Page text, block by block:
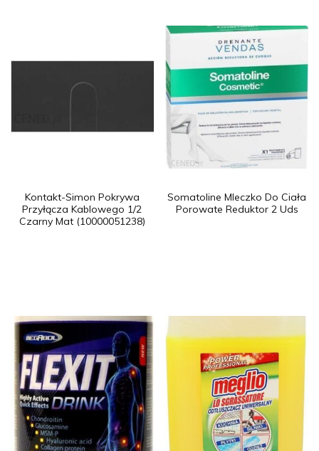
Kontakt-Simon Pokrywa
Przyłącza Kablowego 1/2
Czarny Mat (10000051238)
Somatoline Mleczko Do Ciała
Porowate Reduktor 2 Uds